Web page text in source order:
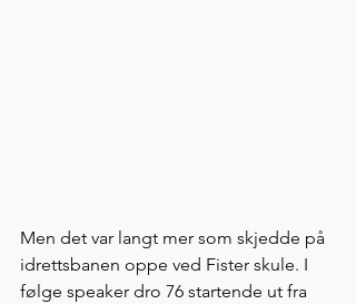
Men det var langt mer som skjedde på
idrettsbanen oppe ved Fister skule. I
følge speaker dro 76 startende ut fra